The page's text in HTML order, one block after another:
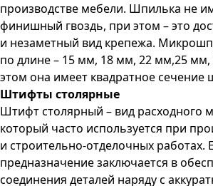
производстве мебели. Шпилька не
финишный гвоздь, при этом – это
и незаметный вид крепежа.
по длине – 15 мм, 18 мм, 22 мм,25
этом она имеет квадратное
Штифты столярные
Штифт столярный – вид расходного
который часто используется при
и строительно-отделочных работах.
предназначение заключается в
соединения деталей наряду с